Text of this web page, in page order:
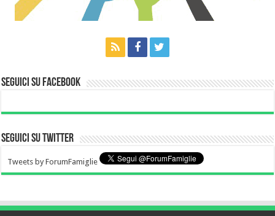
Seguici su Facebook
Seguici su Twitter
Tweets by ForumFamiglie